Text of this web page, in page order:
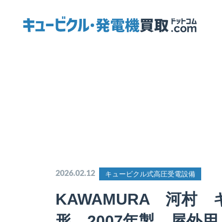
2026.02.12 キュービクル式高圧受電設備
KAWAMURA 河村